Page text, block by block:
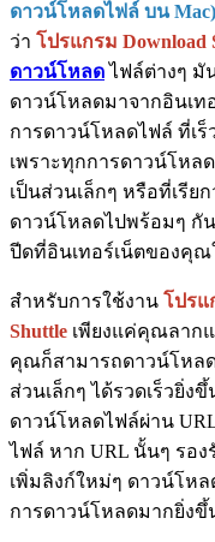
ดาวน์โหลดไฟล์ บน Mac)
ว่า โปรแกรม Download
ดาวน์โหลดไฟล์ต่างๆ มั
ดาวน์โหลดมาจากอินเท
การดาวน์โหลดไฟล์ ที่เ
เพราะทุกการดาวน์โหล
เป็นส่วนเล็กๆ หรือที่เรีย
ดาวน์โหลดไปพร้อมๆ กั
ปีดที่อินเทอร์เน็ตของคุณ
สำหรับการใช้งาน โปรแ
Shuttle เพียงแค่คุณลาก
คุณก็สามารถดาวน์โหล
ส่วนเล็กๆ ได้รวดเร็วยิ่ง
ดาวน์โหลดไฟล์ผ่าน
ไฟล์ หาก URL นั้นๆ รอ
เพิ่มลิงก์ใหม่ๆ ดาวน์โห
การดาวน์โหลดมากยิ่งขึ้